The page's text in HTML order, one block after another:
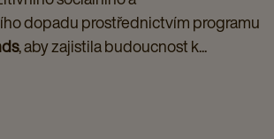
dopadu prostřednictvím programu
, aby zajistila budoucnost k...